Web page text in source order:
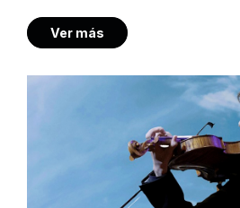
Ver más